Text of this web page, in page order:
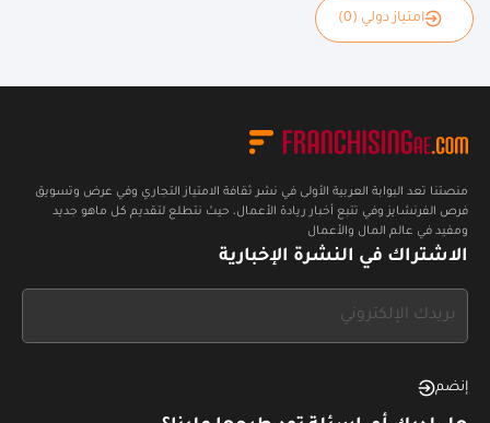
امتياز دولي (0)
منصتنا تعد البوابة العربية الأولى في نشر ثقافة الامتياز التجاري وفي عرض وتسويق
فرص الفرنشايز وفي تتبع أخبار ريادة الأعمال، حيث نتطلع لتقديم كل ماهو جديد
ومفيد في عالم المال والأعمال
الاشتراك في النشرة الإخبارية
this,
إنضم